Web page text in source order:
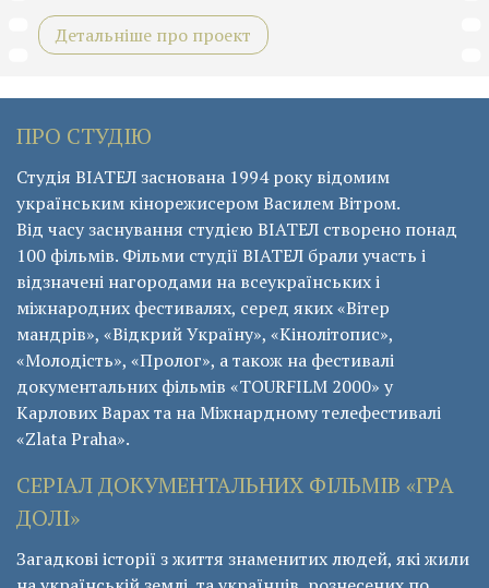
Детальніше про проект
ПРО СТУДІЮ
Студія ВІАТЕЛ заснована 1994 року відомим
українським кінорежисером Василем Вітром.
Від часу заснування студією ВІАТЕЛ створено понад
100 фільмів. Фільми студії ВІАТЕЛ брали участь і
відзначені нагородами на всеукраїнських і
міжнародних фестивалях, серед яких «Вітер
мандрів», «Відкрий Україну», «Кінолітопис»,
«Молодість», «Пролог», а також на фестивалі
документальних фільмів «ТОURFILM 2000» у
Карлових Варах та на Міжнардному телефестивалі
«Zlata Praha».
СЕРІАЛ ДОКУМЕНТАЛЬНИХ ФІЛЬМІВ «ГРА
ДОЛІ»
Загадкові історії з життя знаменитих людей, які жили